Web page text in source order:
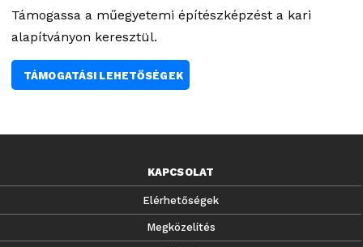
Támogassa a műegyetemi építészképzést a kari
alapítványon keresztül.
TÁMOGATÁSI LEHETŐSÉGEK
KAPCSOLAT
Elérhetőségek
Megközelítés